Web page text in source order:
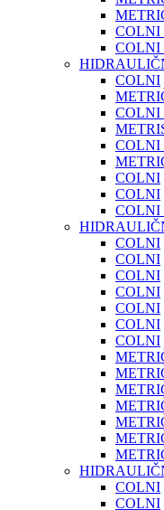
COLNI
COLNI
COLNI
COLNI
COLNI
COLNI
COLNI
COLNI
COLNI
COLNI
COLNI
COLNI
COLNI
COLNI
COLNI
COLNI
COLNI